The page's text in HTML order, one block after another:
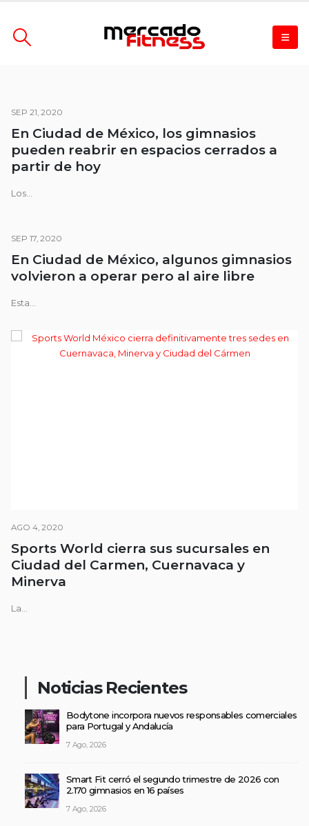
SEP 21, 2020
En Ciudad de México, los gimnasios
pueden reabrir en espacios cerrados a
partir de hoy
Los...
SEP 17, 2020
En Ciudad de México, algunos gimnasios
volvieron a operar pero al aire libre
Esta...
AGO 4, 2020
Sports World cierra sus sucursales en
Ciudad del Carmen, Cuernavaca y
Minerva
La...
Noticias Recientes
Bodytone incorpora nuevos responsables comerciales
para Portugal y Andalucía
7 Ago, 2026
Smart Fit cerró el segundo trimestre de 2026 con
2.170 gimnasios en 16 países
7 Ago, 2026